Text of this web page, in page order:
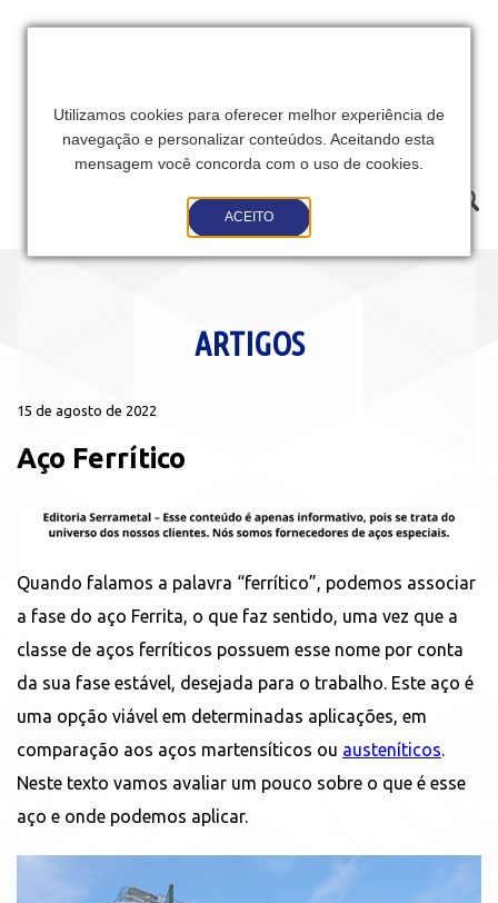
Utilizamos cookies para oferecer melhor experiência de
navegação e personalizar conteúdos. Aceitando esta
mensagem você concorda com o uso de cookies.
ACEITO
Toggle
navigation
ARTIGOS
15 de agosto de 2022
Aço Ferrítico
Quando falamos a palavra “ferrítico”, podemos associar
a fase do aço Ferrita, o que faz sentido, uma vez que a
classe de aços ferríticos possuem esse nome por conta
da sua fase estável, desejada para o trabalho. Este aço é
uma opção viável em determinadas aplicações, em
comparação aos aços martensíticos ou austeníticos.
Neste texto vamos avaliar um pouco sobre o que é esse
aço e onde podemos aplicar.